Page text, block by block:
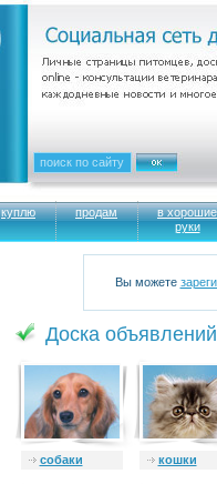
куплю продам
в хорошие
руки
Вы можете
Доска
cобаки кошки